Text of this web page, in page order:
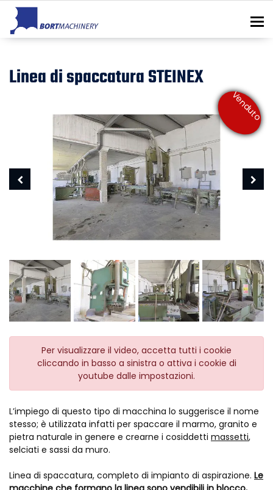
Linea di spaccatura STEINEX
Venduto
Per visualizzare il video, accetta tutti i cookie
cliccando in basso a sinistra o attiva i cookie di
youtube dalle impostazioni.
L’impiego di questo tipo di macchina lo suggerisce il nome
stesso; è utilizzata infatti per spaccare il marmo, granito e
pietra naturale in genere e crearne i cosiddetti massetti,
selciati e sassi da muro.
Linea di spaccatura, completo di impianto di aspirazione. Le